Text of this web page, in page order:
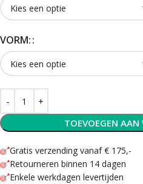
VORM:
TOEVOEGEN AAN
Gratis verzending vanaf € 175,-
Retourneren binnen 14 dagen
Enkele werkdagen levertijden